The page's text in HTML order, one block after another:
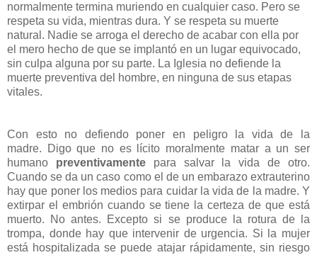
normalmente termina muriendo en cualquier caso. Pero se
respeta su vida, mientras dura. Y se respeta su muerte
natural. Nadie se arroga el derecho de acabar con ella por
el mero hecho de que se implantó en un lugar equivocado,
sin culpa alguna por su parte. La Iglesia no defiende la
muerte preventiva del hombre, en ninguna de sus etapas
vitales.
Con esto no defiendo poner en peligro la vida de la
madre. Digo que no es lícito moralmente matar a un ser
humano preventivamente para salvar la vida de otro.
Cuando se da un caso como el de un embarazo extrauterino
hay que poner los medios para cuidar la vida de la madre. Y
extirpar el embrión cuando se tiene la certeza de que está
muerto. No antes. Excepto si se produce la rotura de la
trompa, donde hay que intervenir de urgencia. Si la mujer
está hospitalizada se puede atajar rápidamente, sin riesgo